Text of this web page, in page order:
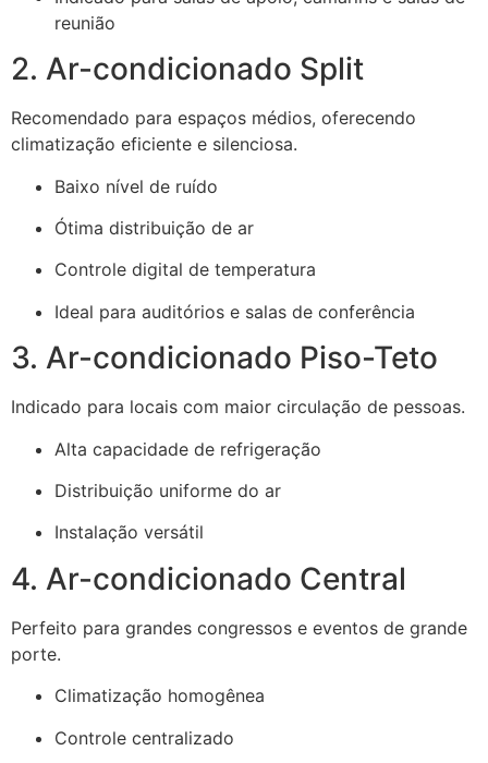
reunião
2. Ar-condicionado Split
Recomendado para espaços médios, oferecendo
climatização eficiente e silenciosa.
Baixo nível de ruído
Ótima distribuição de ar
Controle digital de temperatura
Ideal para auditórios e salas de conferência
3. Ar-condicionado Piso-Teto
Indicado para locais com maior circulação de pessoas.
Alta capacidade de refrigeração
Distribuição uniforme do ar
Instalação versátil
4. Ar-condicionado Central
Perfeito para grandes congressos e eventos de grande
porte.
Climatização homogênea
Controle centralizado